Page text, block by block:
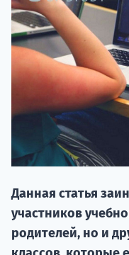
Данная статья
участников
родителей, но и